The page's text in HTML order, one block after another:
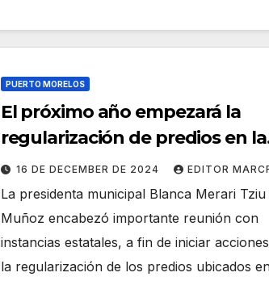
PUERTO MORELOS
El próximo año empezará la
regularización de predios en la
Ruta de los Cenotes
16 DE DECEMBER DE 2024 EDITOR
La presidenta municipal Blanca Merari Tziu
Muñoz encabezó importante reunión con
instancias estatales, a fin de iniciar
la regularización de los predios ubicados